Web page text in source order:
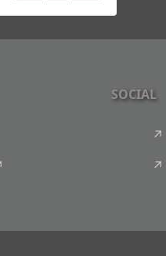
SOCIAL